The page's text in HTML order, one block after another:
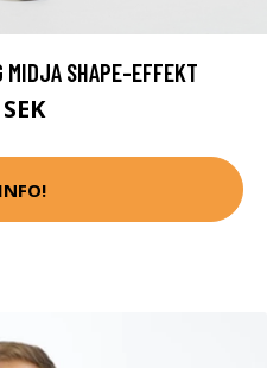
MIDJA SHAPE-EFFEKT